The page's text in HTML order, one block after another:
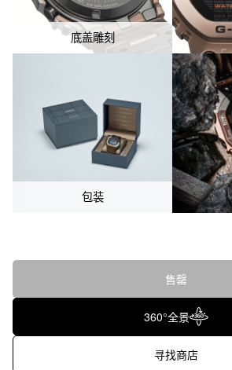
底盖雕刻
包装
售罄
360°全景
寻找商店